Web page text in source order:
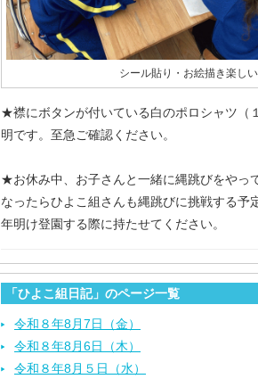
シール貼り・お絵描き楽しい
★襟にボタンが付いている白のポロシャツ（
明です。至急ご確認ください。
★お休み中、お子さんと一緒に縄跳びをやっ
なったらひよこ組さんも縄跳びに挑戦する予
年明け登園する際に持たせてください。
「ひよこ組日記」のページ一覧
令和８年8月7日（金）
令和８年8月6日（木）
令和８年8月５日（水）